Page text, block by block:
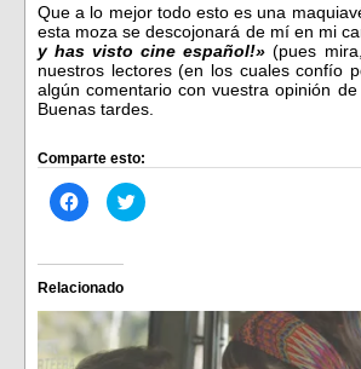
Que a lo mejor todo esto es una
esta moza se descojonará de mí en mi
y has visto cine español!»(pues
nuestros lectores (en los cuales confío
algún comentario con vuestra opinión
Buenas tardes.
Comparte esto:
Haz
clic
Facebook
(Se
abre
en
una
ventana
nueva)
Haz
clic
en
una
ventana
nueva)
Relacionado